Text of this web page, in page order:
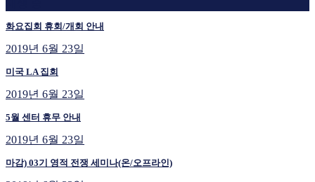
화요집회 휴회/개회 안내
2019년 6월 23일
미국 LA 집회
2019년 6월 23일
5월 센터 휴무 안내
2019년 6월 23일
마감) 03기 영적 전쟁 세미나(온/오프라인)